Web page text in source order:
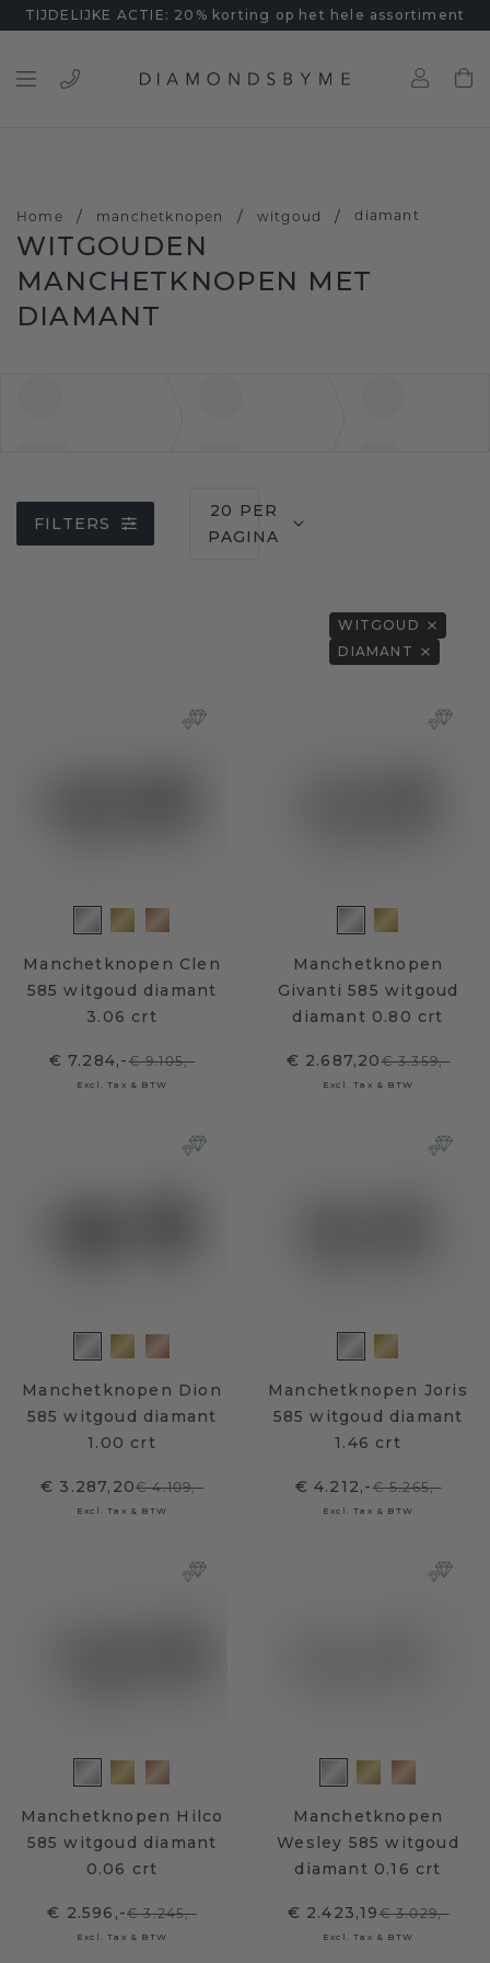
TIJDELIJKE ACTIE: 20% korting op het hele assortiment
Home / manchetknopen / witgoud / diamant
WITGOUDEN
MANCHETKNOPEN MET
DIAMANT
FILTERS
20 PER
PAGINA
WITGOUD
DIAMANT
Manchetknopen Clen
585 witgoud diamant
3.06 crt
€ 7.284,-€ 9.105,-
Excl. Tax & BTW
Manchetknopen
Givanti 585 witgoud
diamant 0.80 crt
€ 2.687,20€ 3.359,-
Excl. Tax & BTW
Manchetknopen Dion
585 witgoud diamant
1.00 crt
€ 3.287,20€ 4.109,-
Excl. Tax & BTW
Manchetknopen Joris
585 witgoud diamant
1.46 crt
€ 4.212,-€ 5.265,-
Excl. Tax & BTW
Manchetknopen Hilco
585 witgoud diamant
0.06 crt
€ 2.596,-€ 3.245,-
Excl. Tax & BTW
Manchetknopen
Wesley 585 witgoud
diamant 0.16 crt
€ 2.423,19€ 3.029,-
Excl. Tax & BTW